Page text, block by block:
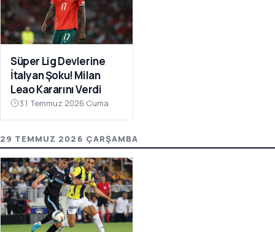
Süper Lig Devlerine
İtalyan Şoku! Milan
Leao Kararını Verdi
31 Temmuz 2026 Cuma
29 TEMMUZ 2026 ÇARŞAMBA